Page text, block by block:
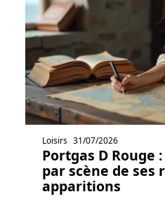
Loisirs 31/07/2026
Portgas D Rouge
par scène de ses
apparitions